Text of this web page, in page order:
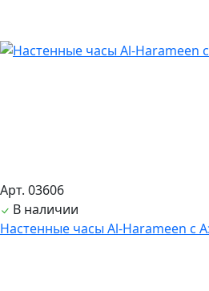
Арт. 03606
В наличии
Настенные часы Al-Harameen с